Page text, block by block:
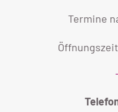
Termine